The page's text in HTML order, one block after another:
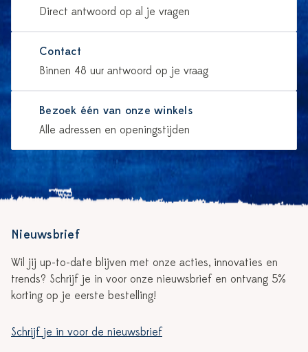
Direct antwoord op al je vragen
Contact
Binnen 48 uur antwoord op je vraag
Bezoek één van onze winkels
Alle adressen en openingstijden
Nieuwsbrief
Wil jij up-to-date blijven met onze acties, innovaties en
trends? Schrijf je in voor onze nieuwsbrief en ontvang 5%
korting op je eerste bestelling!
Schrijf je in voor de nieuwsbrief